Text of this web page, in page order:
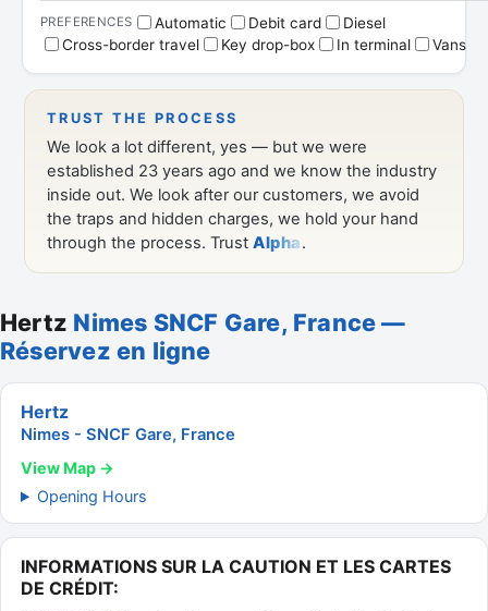
Hertz Nimes SNCF Gare, France —
Réservez en ligne
Hertz
Nimes - SNCF Gare, France
View Map →
Opening Hours
INFORMATIONS SUR LA CAUTION ET LES CARTES
DE CRÉDIT: